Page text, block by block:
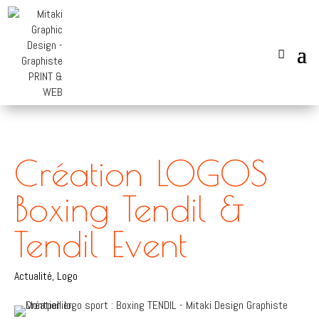
Création LOGOS
Boxing Tendil &
Tendil Event
Actualité, Logo